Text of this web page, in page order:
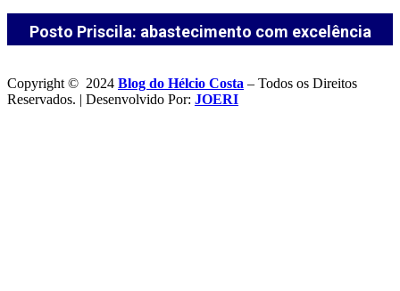
Posto Priscila: abastecimento com excelência
Copyright © 2024 Blog do Hélcio Costa – Todos os Direitos
Reservados. | Desenvolvido Por: JOERI